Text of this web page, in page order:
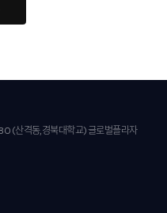
(산격동,경북대학교) 글로벌플라자